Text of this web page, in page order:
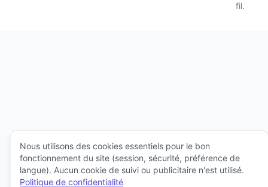
Nous utilisons des cookies essentiels pour le bon
fonctionnement du site (session, sécurité, préférence de
langue). Aucun cookie de suivi ou publicitaire n'est utilisé.
Politique de confidentialité
fil.